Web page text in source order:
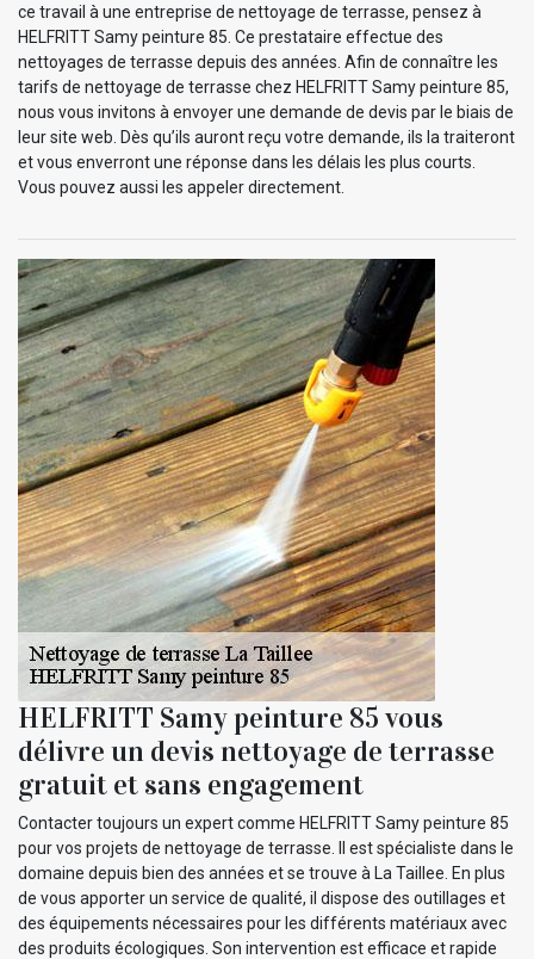
ce travail à une entreprise de nettoyage de terrasse, pensez à
HELFRITT Samy peinture 85. Ce prestataire effectue des
nettoyages de terrasse depuis des années. Afin de connaître les
tarifs de nettoyage de terrasse chez HELFRITT Samy peinture 85,
nous vous invitons à envoyer une demande de devis par le biais de
leur site web. Dès qu’ils auront reçu votre demande, ils la traiteront
et vous enverront une réponse dans les délais les plus courts.
Vous pouvez aussi les appeler directement.
HELFRITT Samy peinture 85 vous
délivre un devis nettoyage de terrasse
gratuit et sans engagement
Contacter toujours un expert comme HELFRITT Samy peinture 85
pour vos projets de nettoyage de terrasse. Il est spécialiste dans le
domaine depuis bien des années et se trouve à La Taillee. En plus
de vous apporter un service de qualité, il dispose des outillages et
des équipements nécessaires pour les différents matériaux avec
des produits écologiques. Son intervention est efficace et rapide